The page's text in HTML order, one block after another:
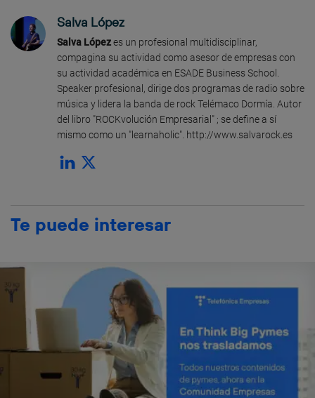
Salva López
Salva Lópezes un profesional multidisciplinar,
compagina su actividad como asesor de empresas con
su actividad académica en ESADE Business School.
Speaker profesional, dirige dos programas de radio sobre
música y lidera la banda de rock Telémaco Dormía. Autor
del libro "ROCKvolución Empresarial" ; se define a sí
mismo como un "learnaholic". http://www.salvarock.es
Te puede interesar